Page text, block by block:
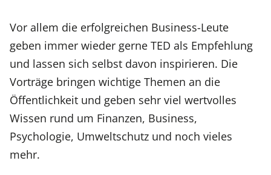
Vor allem die erfolgreichen Business-Leute
geben immer wieder gerne TED als Empfehlung
und lassen sich selbst davon inspirieren. Die
Vorträge bringen wichtige Themen an die
Öffentlichkeit und geben sehr viel wertvolles
Wissen rund um Finanzen, Business,
Psychologie, Umweltschutz und noch vieles
mehr.